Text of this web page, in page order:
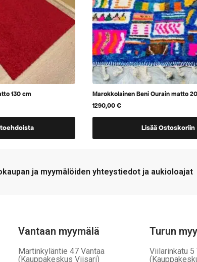
130 cm
Marokkolainen Beni Ourain matto
1290,00€
Lisää Ostoskoriin
ja myymälöiden yhteystiedot ja aukioloajat
Vantaan myymälä
Martinkyläntie 47 Vantaa
(Kauppakeskus Viisari)
Turun
Viilarinkatu 5